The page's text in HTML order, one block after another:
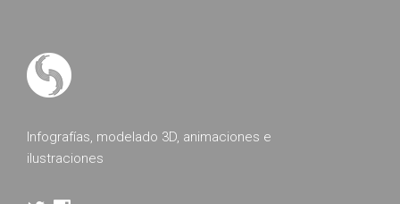
Infografías, modelado 3D, animaciones e
ilustraciones